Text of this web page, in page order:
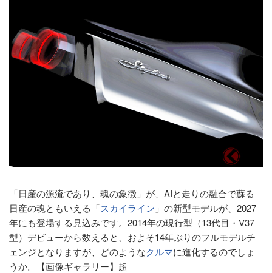
「日産の源流であり、魂の象徴」が、AIと走りの融合で蘇る
日産の魂ともいえる「スカイライン 」の新型モデルが、2027
年にも登場する見込みです。2014年の現行型（13代目・V37
型）デビューから数えると、およそ14年ぶりのフルモデルチ
ェンジとなりますが、どのようなクルマに進化するのでしょ
うか。【画像ギャラリー】超